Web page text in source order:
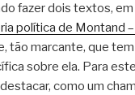
fazer dois textos, em
política de Montand
tão marcante, que
sobre ela. Para
como um